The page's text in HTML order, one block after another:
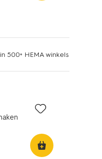
500+ HEMA winkels